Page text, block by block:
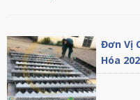
Đơn Vị
Hóa